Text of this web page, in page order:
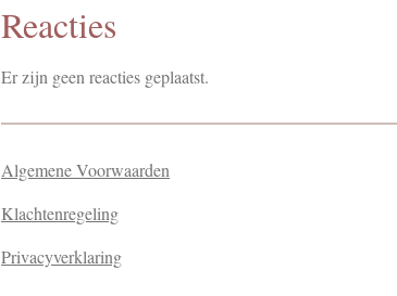
Reacties
Er zijn geen reacties geplaatst.
Algemene Voorwaarden
Klachtenregeling
Privacyverklaring